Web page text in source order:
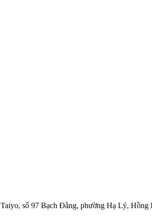
số 97 Bạch Đằng, phường Hạ Lý, Hồng